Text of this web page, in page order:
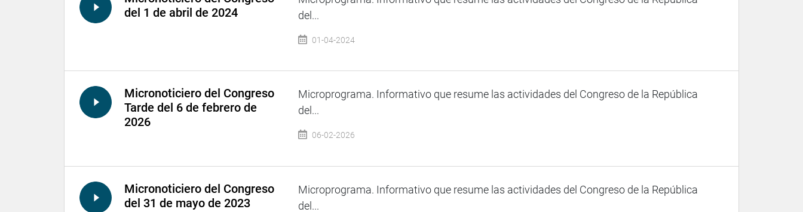
del 1 de abril de 2024
del...
01-04-2024
Micronoticiero del Congreso
Tarde del 6 de febrero de
2026
Microprograma. Informativo que resume las actividades del Congreso de la República
del...
06-02-2026
Micronoticiero del Congreso
del 31 de mayo de 2023
Microprograma. Informativo que resume las actividades del Congreso de la República
del...